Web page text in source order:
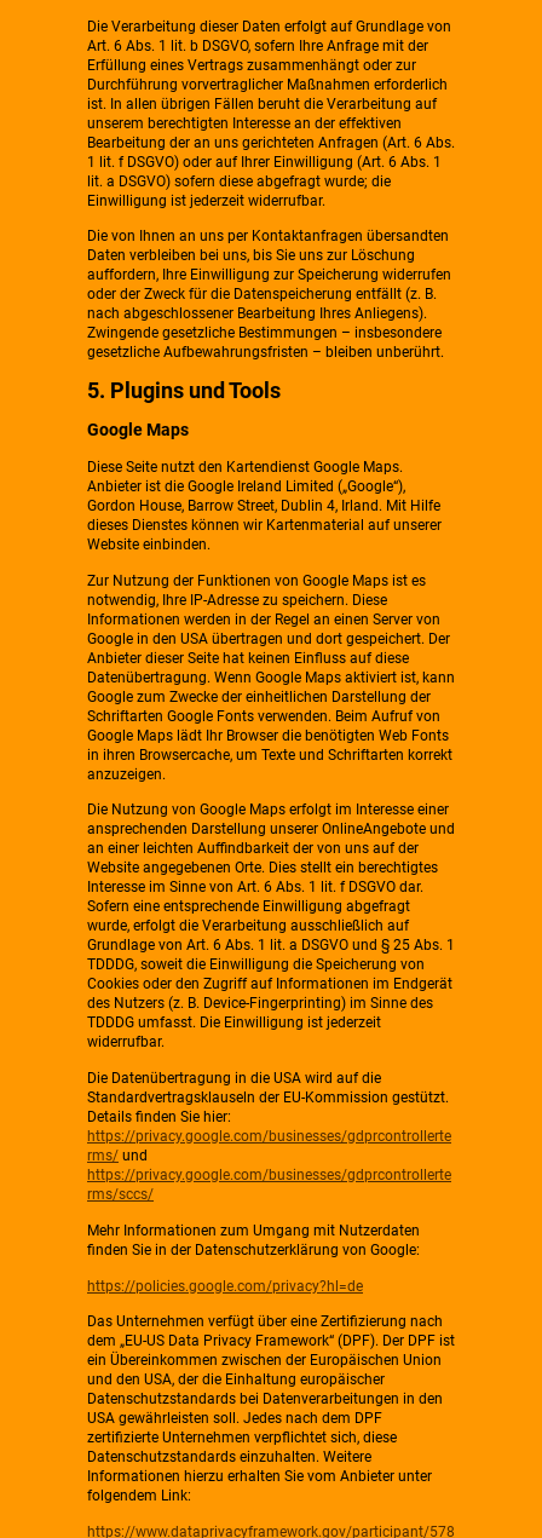
Die Verarbeitung dieser Daten erfolgt auf Grundlage von
Art. 6 Abs. 1 lit. b DSGVO, sofern Ihre Anfrage mit der
Erfüllung eines Vertrags zusammenhängt oder zur
Durchführung vorvertraglicher Maßnahmen erforderlich
ist. In allen übrigen Fällen beruht die Verarbeitung auf
unserem berechtigten Interesse an der effektiven
Bearbeitung der an uns gerichteten Anfragen (Art. 6 Abs.
1 lit. f DSGVO) oder auf Ihrer Einwilligung (Art. 6 Abs. 1
lit. a DSGVO) sofern diese abgefragt wurde; die
Einwilligung ist jederzeit widerrufbar.
Die von Ihnen an uns per Kontaktanfragen übersandten
Daten verbleiben bei uns, bis Sie uns zur Löschung
auffordern, Ihre Einwilligung zur Speicherung widerrufen
oder der Zweck für die Datenspeicherung entfällt (z. B.
nach abgeschlossener Bearbeitung Ihres Anliegens).
Zwingende gesetzliche Bestimmungen – insbesondere
gesetzliche Aufbewahrungsfristen – bleiben unberührt.
5. Plugins und Tools
Google Maps
Diese Seite nutzt den Kartendienst Google Maps.
Anbieter ist die Google Ireland Limited („Google“),
Gordon House, Barrow Street, Dublin 4, Irland. Mit Hilfe
dieses Dienstes können wir Kartenmaterial auf unserer
Website einbinden.
Zur Nutzung der Funktionen von Google Maps ist es
notwendig, Ihre IP-Adresse zu speichern. Diese
Informationen werden in der Regel an einen Server von
Google in den USA übertragen und dort gespeichert. Der
Anbieter dieser Seite hat keinen Einfluss auf diese
Datenübertragung. Wenn Google Maps aktiviert ist, kann
Google zum Zwecke der einheitlichen Darstellung der
Schriftarten Google Fonts verwenden. Beim Aufruf von
Google Maps lädt Ihr Browser die benötigten Web Fonts
in ihren Browsercache, um Texte und Schriftarten korrekt
anzuzeigen.
Die Nutzung von Google Maps erfolgt im Interesse einer
ansprechenden Darstellung unserer OnlineAngebote und
an einer leichten Auffindbarkeit der von uns auf der
Website angegebenen Orte. Dies stellt ein berechtigtes
Interesse im Sinne von Art. 6 Abs. 1 lit. f DSGVO dar.
Sofern eine entsprechende Einwilligung abgefragt
wurde, erfolgt die Verarbeitung ausschließlich auf
Grundlage von Art. 6 Abs. 1 lit. a DSGVO und § 25 Abs. 1
TDDDG, soweit die Einwilligung die Speicherung von
Cookies oder den Zugriff auf Informationen im Endgerät
des Nutzers (z. B. Device-Fingerprinting) im Sinne des
TDDDG umfasst. Die Einwilligung ist jederzeit
widerrufbar.
Die Datenübertragung in die USA wird auf die
Standardvertragsklauseln der EU-Kommission gestützt.
Details finden Sie hier:
https://privacy.google.com/businesses/gdprcontrollerte
rms/ und
https://privacy.google.com/businesses/gdprcontrollerte
rms/sccs/
Mehr Informationen zum Umgang mit Nutzerdaten
finden Sie in der Datenschutzerklärung von Google:
https://policies.google.com/privacy?hl=de
Das Unternehmen verfügt über eine Zertifizierung nach
dem „EU-US Data Privacy Framework“ (DPF). Der DPF ist
ein Übereinkommen zwischen der Europäischen Union
und den USA, der die Einhaltung europäischer
Datenschutzstandards bei Datenverarbeitungen in den
USA gewährleisten soll. Jedes nach dem DPF
zertifizierte Unternehmen verpflichtet sich, diese
Datenschutzstandards einzuhalten. Weitere
Informationen hierzu erhalten Sie vom Anbieter unter
folgendem Link:
https://www.dataprivacyframework.gov/participant/578